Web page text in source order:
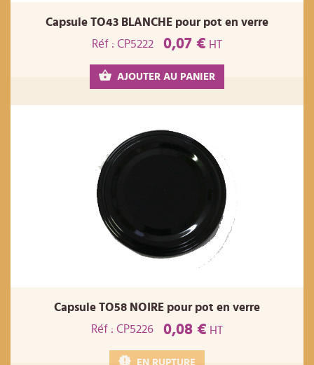
Capsule TO43 BLANCHE pour pot en verre
Réf : CP5222
0,07 € HT
AJOUTER AU PANIER
Capsule TO58 NOIRE pour pot en verre
Réf : CP5226
0,08 € HT
EN RUPTURE